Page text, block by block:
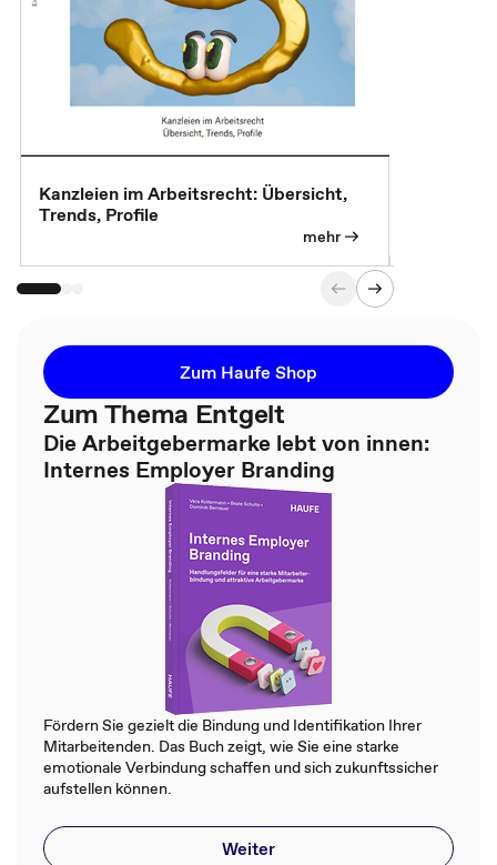
Kanzleien im Arbeitsrecht: Übersicht,
Trends, Profile
mehr
Zum Haufe Shop
Zum Thema Entgelt
Die Arbeitgebermarke lebt von innen:
Internes Employer Branding
Fördern Sie gezielt die Bindung und Identifikation Ihrer
Mitarbeitenden. Das Buch zeigt, wie Sie eine starke
emotionale Verbindung schaffen und sich zukunftssicher
aufstellen können.
Weiter